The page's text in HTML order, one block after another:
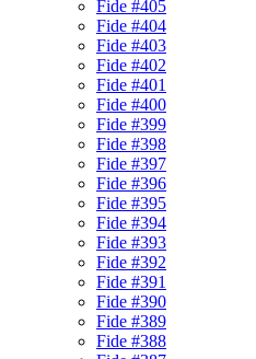
Fide #405
Fide #404
Fide #403
Fide #402
Fide #401
Fide #400
Fide #399
Fide #398
Fide #397
Fide #396
Fide #395
Fide #394
Fide #393
Fide #392
Fide #391
Fide #390
Fide #389
Fide #388